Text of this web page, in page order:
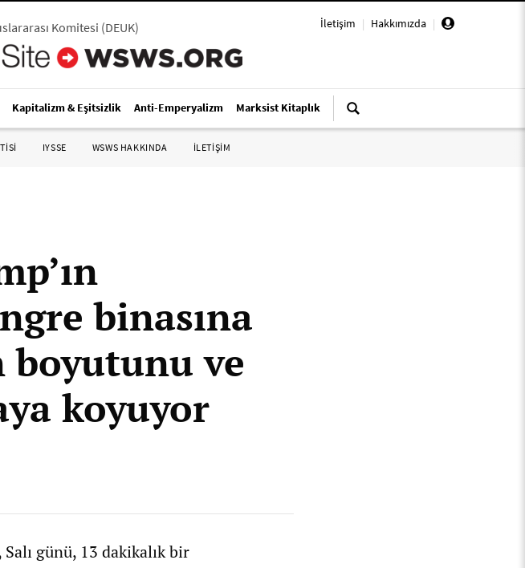
İletişim | Hakkımızda |
Komitesi (DEUK)
Kapitalizm & Eşitsizlik Anti-Emperyalizm Marksist Kitaplık
IYSSE WSWS HAKKINDA İLETİŞİM
binasına
boyutunu ve
koyuyor
günü, 13 dakikalık bir